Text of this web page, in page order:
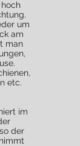
um
am
man
etc.
im
der